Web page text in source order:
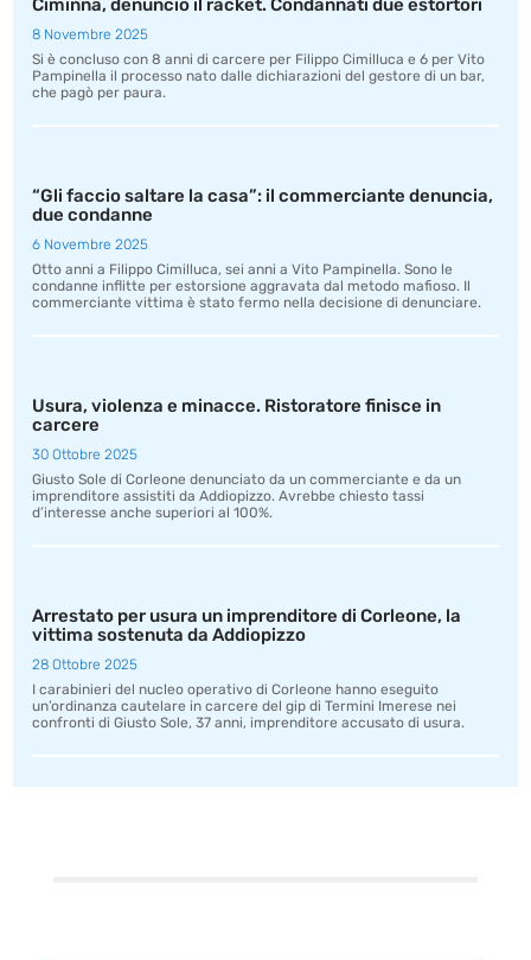
Ciminna, denunciò il racket. Condannati due estortori
8 Novembre 2025
Si è concluso con 8 anni di carcere per Filippo Cimilluca e 6 per Vito
Pampinella il processo nato dalle dichiarazioni del gestore di un bar,
che pagò per paura.
“Gli faccio saltare la casa”: il commerciante denuncia,
due condanne
6 Novembre 2025
Otto anni a Filippo Cimilluca, sei anni a Vito Pampinella. Sono le
condanne inflitte per estorsione aggravata dal metodo mafioso. Il
commerciante vittima è stato fermo nella decisione di denunciare.
Usura, violenza e minacce. Ristoratore finisce in
carcere
30 Ottobre 2025
Giusto Sole di Corleone denunciato da un commerciante e da un
imprenditore assistiti da Addiopizzo. Avrebbe chiesto tassi
d’interesse anche superiori al 100%.
Arrestato per usura un imprenditore di Corleone, la
vittima sostenuta da Addiopizzo
28 Ottobre 2025
I carabinieri del nucleo operativo di Corleone hanno eseguito
un’ordinanza cautelare in carcere del gip di Termini Imerese nei
confronti di Giusto Sole, 37 anni, imprenditore accusato di usura.